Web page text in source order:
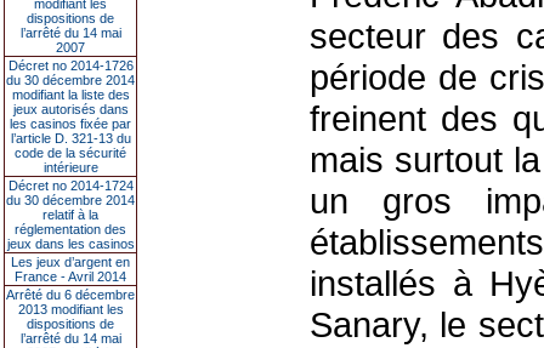
modifiant les
dispositions de
l’arrêté du 14 mai
2007
Décret no 2014-1726
du 30 décembre 2014
modifiant la liste des
jeux autorisés dans
les casinos fixée par
l’article D. 321-13 du
code de la sécurité
intérieure
Décret no 2014-1724
du 30 décembre 2014
relatif à la
réglementation des
jeux dans les casinos
Les jeux d’argent en
France - Avril 2014
Arrêté du 6 décembre
2013 modifiant les
dispositions de
l’arrêté du 14 mai
secteur des
période de
freinent des
mais surtout
un gros
installés à
Sanary, le